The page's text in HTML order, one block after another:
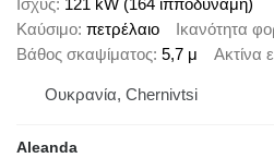
Ισχύς 121 kW (164 ίπποδύναμη)
Καύσιμο πετρέλαιο Ικανότητα
Βάθος σκαψίματος 5,7 μ Ακτίνα
Ουκρανία, Chernivtsi
Aleanda